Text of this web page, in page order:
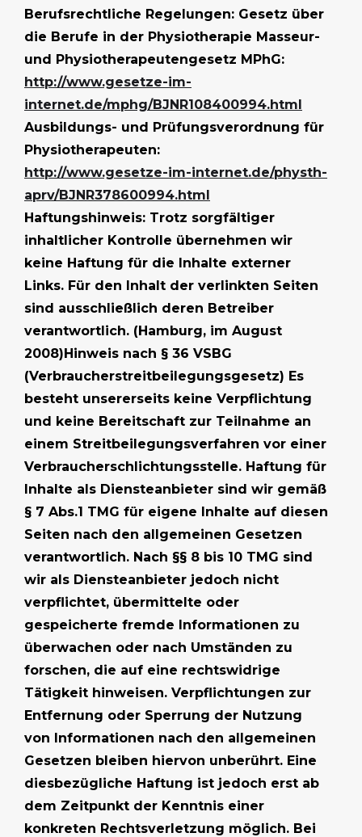
Berufsrechtliche Regelungen: Gesetz über
die Berufe in der Physiotherapie Masseur-
und Physiotherapeutengesetz MPhG:
http://www.gesetze-im-
internet.de/mphg/BJNR108400994.html
Ausbildungs- und Prüfungsverordnung für
Physiotherapeuten:
http://www.gesetze-im-internet.de/physth-
aprv/BJNR378600994.html
Haftungshinweis: Trotz sorgfältiger
inhaltlicher Kontrolle übernehmen wir
keine Haftung für die Inhalte externer
Links. Für den Inhalt der verlinkten Seiten
sind ausschließlich deren Betreiber
verantwortlich. (Hamburg, im August
2008)Hinweis nach § 36 VSBG
(Verbraucherstreitbeilegungsgesetz) Es
besteht unsererseits keine Verpflichtung
und keine Bereitschaft zur Teilnahme an
einem Streitbeilegungsverfahren vor einer
Verbraucherschlichtungsstelle. Haftung für
Inhalte als Diensteanbieter sind wir gemäß
§ 7 Abs.1 TMG für eigene Inhalte auf diesen
Seiten nach den allgemeinen Gesetzen
verantwortlich. Nach §§ 8 bis 10 TMG sind
wir als Diensteanbieter jedoch nicht
verpflichtet, übermittelte oder
gespeicherte fremde Informationen zu
überwachen oder nach Umständen zu
forschen, die auf eine rechtswidrige
Tätigkeit hinweisen. Verpflichtungen zur
Entfernung oder Sperrung der Nutzung
von Informationen nach den allgemeinen
Gesetzen bleiben hiervon unberührt. Eine
diesbezügliche Haftung ist jedoch erst ab
dem Zeitpunkt der Kenntnis einer
konkreten Rechtsverletzung möglich. Bei